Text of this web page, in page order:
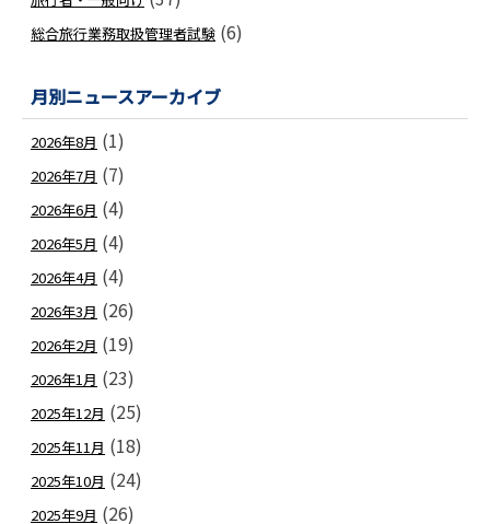
総合旅行業務取扱管理者試験 (6)
月別ニュースアーカイブ
2026年8月 (1)
2026年7月 (7)
2026年6月 (4)
2026年5月 (4)
2026年4月 (4)
2026年3月 (26)
2026年2月 (19)
2026年1月 (23)
2025年12月 (25)
2025年11月 (18)
2025年10月 (24)
2025年9月 (26)